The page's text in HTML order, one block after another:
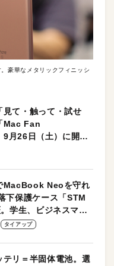
豪華なメタリックフィニッシ
見て・触って・試せ
Mac Fan
月26日（土）に開催
MacBook Neoを守れ
下保護ケース「STM
学生、ビジネスマン
最適！
タイアップ
テリ＝半固体電池。選